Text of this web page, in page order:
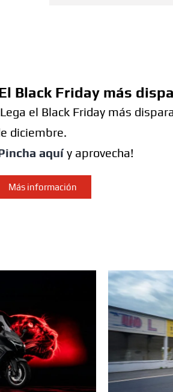
Black Friday más
el Black Friday más
diciembre.
aquí y aprovecha!
Más información